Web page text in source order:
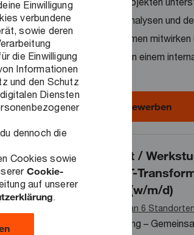
Einwilligung
verbundene
sowie deren
die Einwilligung
Informationen
und den Schutz
Diensten
dennoch die
Cookies sowie
Cookie-
auf unserer
.
zu
sind.
zu
Vergütungsanalysen und
Bonussystemen
Erfahrungen in einem
sammeln.
Jetzt bewerben
Praktikant /
Bereich IT-
Advisory (w/m/d)
Verfügbar an 6 Standorten
Problemlösung –